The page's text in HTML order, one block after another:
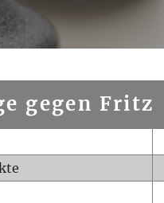
gegen Fritz